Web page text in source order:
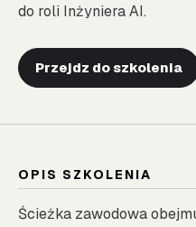
do roli Inżyniera AI.
Przejdz do szkolenia
OPIS SZKOLENIA
Ścieżka zawodowa